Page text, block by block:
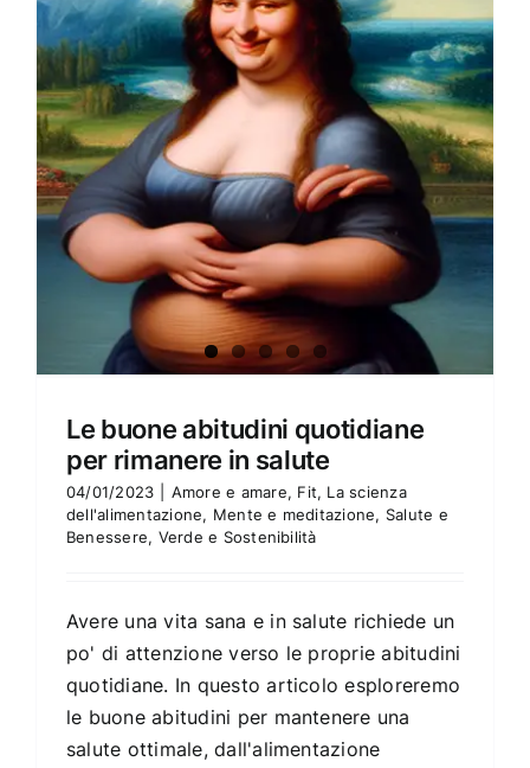
Amore e amare
Cucinare in modo sano
Verde e Sostenibilità
Articoli
Ciao sono Virginia
Contattami
Le buone abitudini quotidiane
per rimanere in salute
04/01/2023 Amore e amare, Fit, La scienza
dell'alimentazione, Mente e meditazione, Salute e
Benessere, Verde e Sostenibilità
Avere una vita sana e in salute richiede un
po' di attenzione verso le proprie abitudini
quotidiane. In questo articolo esploreremo
le buone abitudini per mantenere una
salute ottimale, dall'alimentazione